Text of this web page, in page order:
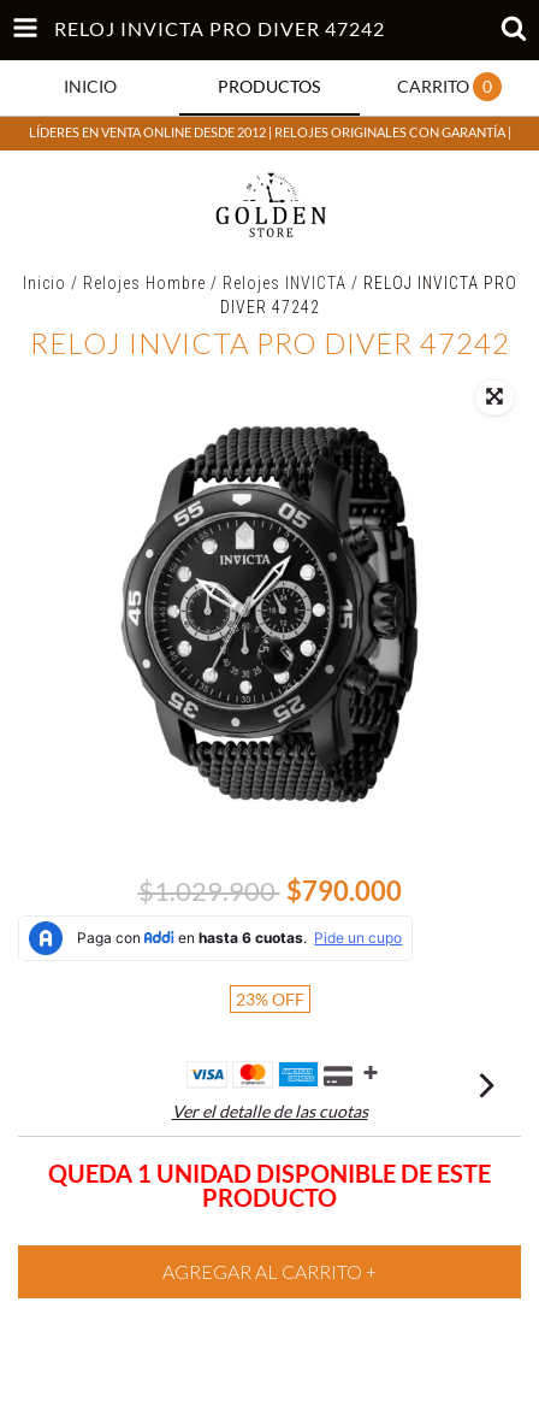
RELOJ INVICTA PRO DIVER 47242
INICIO PRODUCTOS CARRITO 0
LÍDERES EN VENTA ONLINE DESDE 2012 | RELOJES ORIGINALES CON GARANTÍA |
Inicio / Relojes Hombre / Relojes INVICTA / RELOJ INVICTA PRO
DIVER 47242
RELOJ INVICTA PRO DIVER 47242
$1.029.900 $790.000
23%OFF
Ver el detalle de las cuotas
QUEDA 1 UNIDAD DISPONIBLE DE ESTE
PRODUCTO